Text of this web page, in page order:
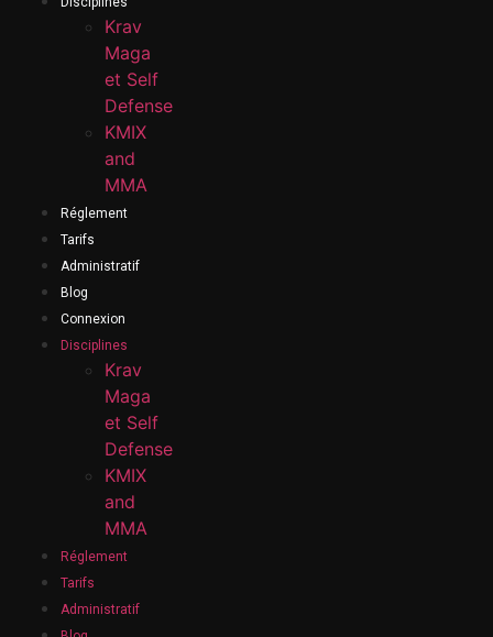
Krav
Maga
et Self
Defense
KMIX
and
MMA
Réglement
Tarifs
Administratif
Blog
Connexion
Disciplines
Krav
Maga
et Self
Defense
KMIX
and
MMA
Réglement
Tarifs
Administratif